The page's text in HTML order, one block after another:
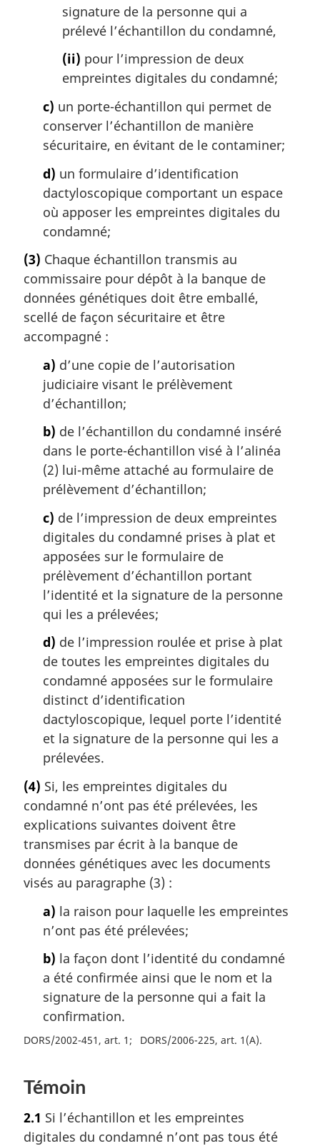
signature de la personne qui a
prélevé l’échantillon du condamné,
(ii) pour l’impression de deux
empreintes digitales du condamné;
c) un porte-échantillon qui permet de
conserver l’échantillon de manière
sécuritaire, en évitant de le contaminer;
d) un formulaire d’identification
dactyloscopique comportant un espace
où apposer les empreintes digitales du
condamné;
(3) Chaque échantillon transmis au
commissaire pour dépôt à la banque de
données génétiques doit être emballé,
scellé de façon sécuritaire et être
accompagné :
a) d’une copie de l’autorisation
judiciaire visant le prélèvement
d’échantillon;
b) de l’échantillon du condamné inséré
dans le porte-échantillon visé à l’alinéa
(2) lui-même attaché au formulaire de
prélèvement d’échantillon;
c) de l’impression de deux empreintes
digitales du condamné prises à plat et
apposées sur le formulaire de
prélèvement d’échantillon portant
l’identité et la signature de la personne
qui les a prélevées;
d) de l’impression roulée et prise à plat
de toutes les empreintes digitales du
condamné apposées sur le formulaire
distinct d’identification
dactyloscopique, lequel porte l’identité
et la signature de la personne qui les a
prélevées.
(4) Si, les empreintes digitales du
condamné n’ont pas été prélevées, les
explications suivantes doivent être
transmises par écrit à la banque de
données génétiques avec les documents
visés au paragraphe (3) :
a) la raison pour laquelle les empreintes
n’ont pas été prélevées;
b) la façon dont l’identité du condamné
a été confirmée ainsi que le nom et la
signature de la personne qui a fait la
confirmation.
DORS/2002-451, art. 1 DORS/2006-225, art. 1(A)
Témoin
2.1 Si l’échantillon et les empreintes
digitales du condamné n’ont pas tous été